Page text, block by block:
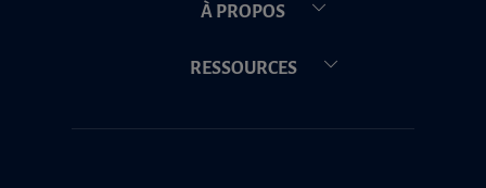
À PROPOS
RESSOURCES